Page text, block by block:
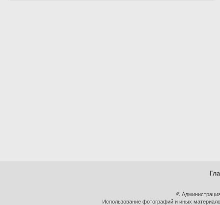
©
Использование фотографий и иных